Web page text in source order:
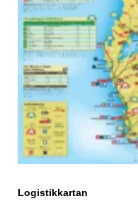
Logistikkartan